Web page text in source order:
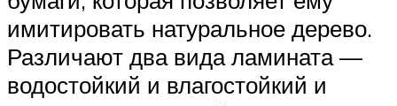
имитировать натуральное дерево.
Различают два вида ламината —
водостойкий и влагостойкий и